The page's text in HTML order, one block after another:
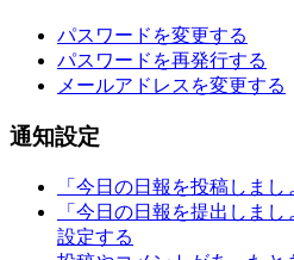
パスワードを変更する
パスワードを再発行する
メールアドレスを変更する
通知設定
「今日の日報を投稿しま
「今日の日報を提出しま
設定する